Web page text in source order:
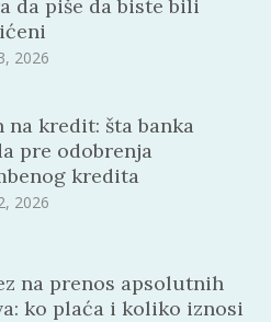
da piše da biste bili
2026
na kredit: šta banka
pre odobrenja
kredita
2026
na prenos apsolutnih
ko plaća i koliko iznosi